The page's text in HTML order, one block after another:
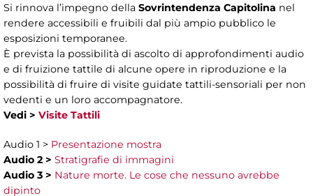
Si rinnova l’impegno della Sovrintendenza Capitolina nel
rendere accessibili e fruibili dal più ampio pubblico le
esposizioni temporanee.
È prevista la possibilità di ascolto di approfondimenti audio
e di fruizione tattile di alcune opere in riproduzione e la
possibilità di fruire di visite guidate tattili-sensoriali per non
vedenti e un loro accompagnatore.
Vedi > Visite Tattili
Audio 1 > Presentazione mostra
Audio 2 > Stratigrafie di immagini
Audio 3 > Nature morte. Le cose che nessuno avrebbe
dipinto